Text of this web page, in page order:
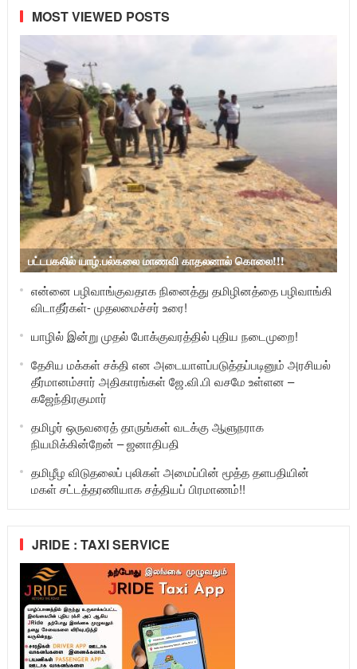
MOST VIEWED POSTS
பட்டபகலில் யாழ்.பல்கலை மாணவி காதலனால் கொலை!!!
என்னை பழிவாங்குவதாக நினைத்து தமிழினத்தை பழிவாங்கி
விடாதீர்கள்- முதலமைச்சர் உரை!
யாழில் இன்று முதல் போக்குவரத்தில் புதிய நடைமுறை!
தேசிய மக்கள் சக்தி என அடையாளப்படுத்தப்படினும் அரசியல்
தீர்மானம்சார் அதிகாரங்கள் ஜே.வி.பி வசமே உள்ளன –
கஜேந்திரகுமார்
தமிழர் ஒருவரைத் தாருங்கள் வடக்கு ஆளுநராக
நியமிக்கின்றேன் – ஜனாதிபதி
தமிழீழ விடுதலைப் புலிகள் அமைப்பின் மூத்த தளபதியின்
மகள் சட்டத்தரணியாக சத்தியப் பிரமாணம்!!
JRIDE : TAXI SERVICE